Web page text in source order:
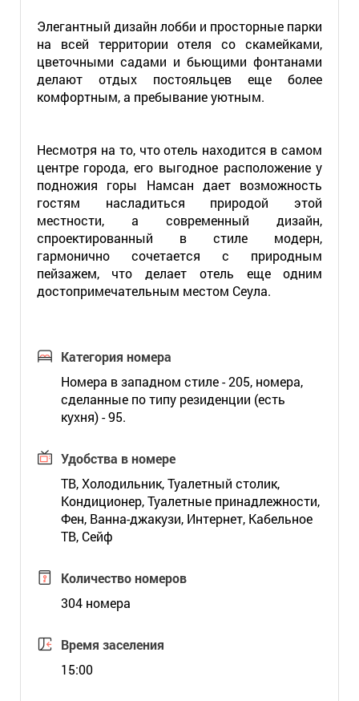
Элегантный дизайн лобби и просторные парки
на всей территории отеля со скамейками,
цветочными садами и бьющими фонтанами
делают отдых постояльцев еще более
комфортным, а пребывание уютным.
Несмотря на то, что отель находится в самом
центре города, его выгодное расположение у
подножия горы Намсан дает возможность
гостям насладиться природой этой
местности, а современный дизайн,
спроектированный в стиле модерн,
гармонично сочетается с природным
пейзажем, что делает отель еще одним
достопримечательным местом Сеула.
Категория номера
Номера в западном стиле - 205, номера,
сделанные по типу резиденции (есть
кухня) - 95.
Удобства в номере
ТВ, Холодильник, Туалетный столик,
Кондиционер, Туалетные принадлежности,
Фен, Ванна-джакузи, Интернет, Кабельное
ТВ, Сейф
Количество номеров
304 номера
Время заселения
15:00